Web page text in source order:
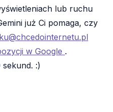
lub ruchu
już Ci pomaga, czy
w Google .
:)